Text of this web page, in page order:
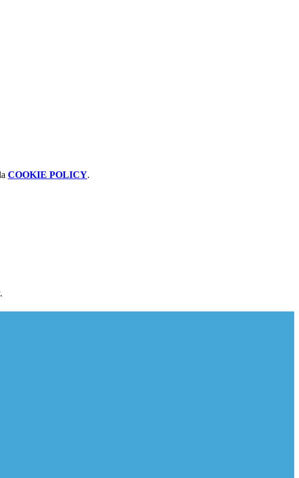
COOKIE POLICY.